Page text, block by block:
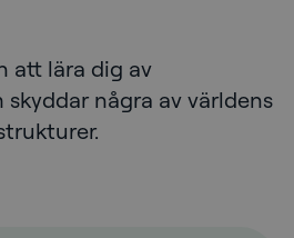
att lära dig av
några av världens